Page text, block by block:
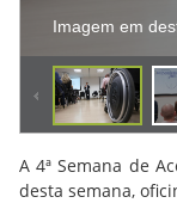
Imagem em
A 4ª Semana de
desta semana,